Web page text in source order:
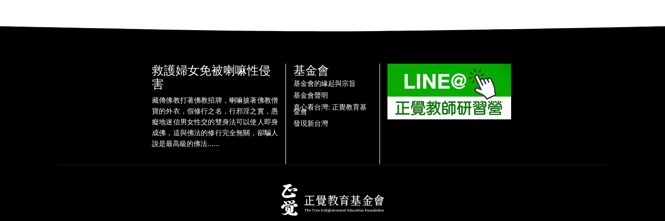
救護婦女免被喇嘛性侵
害
藏傳佛教打著佛教招牌，喇嘛披著佛教僧
寶的外衣，假修行之名，行邪淫之實，愚
癡地迷信男女性交的雙身法可以使人即身
成佛，這與佛法的修行完全無關，卻騙人
說是最高級的佛法......
基金會
基金會的緣起與宗旨
基金會聲明
真心看台灣: 正覺教育基
金會
發現新台灣